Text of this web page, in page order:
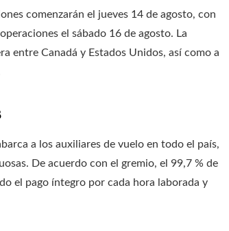
comenzarán el jueves 14 de agosto, con
el sábado 16 de agosto. La
entre Canadá y Estados Unidos, así como a
a los auxiliares de vuelo en todo el país,
De acuerdo con el gremio, el 99,7 % de
el pago íntegro por cada hora laborada y